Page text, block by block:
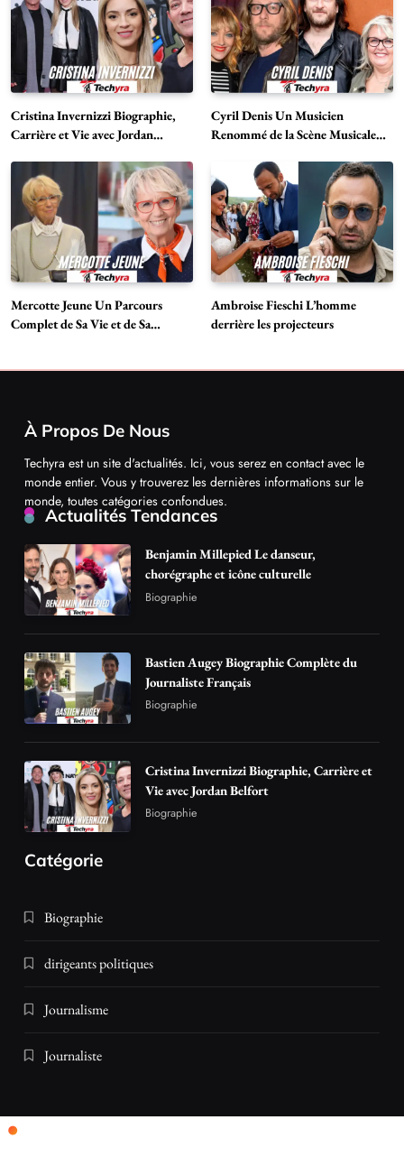
Cristina Invernizzi Biographie,
Carrière et Vie avec Jordan
Cyril Denis Un Musicien
Renommé de la Scène Musicale
Mercotte Jeune Un Parcours
Complet de Sa Vie et de Sa
Ambroise Fieschi L’homme
derrière les projecteurs
À Propos De Nous
Techyra est un site d'actualités. Ici, vous serez en contact avec le
monde entier. Vous y trouverez les dernières informations sur le
monde, toutes catégories confondues.
Actualités Tendances
Benjamin Millepied Le danseur,
chorégraphe et icône culturelle
Biographie
Bastien Augey Biographie Complète du
Journaliste Français
Biographie
Cristina Invernizzi Biographie, Carrière et
Vie avec Jordan Belfort
Biographie
Catégorie
Biographie
dirigeants politiques
Journalisme
Journaliste